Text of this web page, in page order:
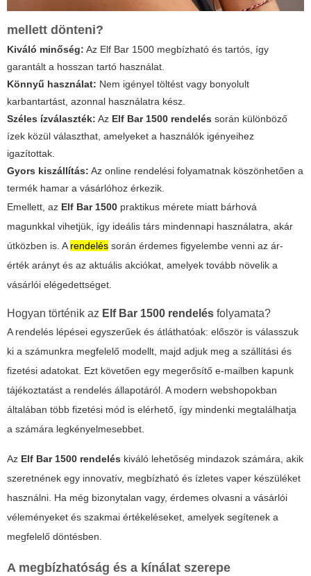
mellett dönteni?
Kiváló minőség: Az Elf Bar 1500 megbízható és tartós, így
garantált a hosszan tartó használat.
Könnyű használat: Nem igényel töltést vagy bonyolult
karbantartást, azonnal használatra kész.
Széles ízválaszték: Az Elf Bar 1500 rendelés során különböző
ízek közül választhat, amelyeket a használók igényeihez
igazítottak.
Gyors kiszállítás: Az online rendelési folyamatnak köszönhetően a
termék hamar a vásárlóhoz érkezik.
Emellett, az Elf Bar 1500 praktikus mérete miatt bárhová
magunkkal vihetjük, így ideális társ mindennapi használatra, akár
útközben is. Arendelés során érdemes figyelembe venni az ár-
érték arányt és az aktuális akciókat, amelyek tovább növelik a
vásárlói elégedettséget.
Hogyan történik az Elf Bar 1500 rendelés folyamata?
A rendelés lépései egyszerűek és átláthatóak: először is válasszuk
ki a számunkra megfelelő modellt, majd adjuk meg a szállítási és
fizetési adatokat. Ezt követően egy megerősítő e-mailben kapunk
tájékoztatást a rendelés állapotáról. A modern webshopokban
általában több fizetési mód is elérhető, így mindenki megtalálhatja
a számára legkényelmesebbet.
Az Elf Bar 1500 rendelés kiváló lehetőség mindazok számára, akik
szeretnének egy innovatív, megbízható és ízletes vaper készüléket
használni. Ha még bizonytalan vagy, érdemes olvasni a vásárlói
véleményeket és szakmai értékeléseket, amelyek segítenek a
megfelelő döntésben.
A megbízhatóság és a kínálat szerepe